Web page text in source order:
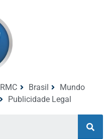
RMC Brasil
Mundo
Publicidade Legal